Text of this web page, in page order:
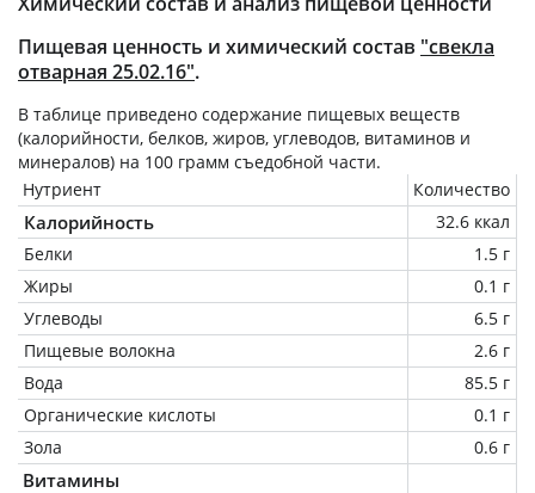
Пищевая ценность и химический состав "свекла
отварная 25.02.16".
В таблице приведено содержание пищевых веществ
(калорийности, белков, жиров, углеводов, витаминов и
минералов) на 100 грамм съедобной части.
Нутриент
Количество
Калорийность
32.6 ккал
Белки
1.5 г
Жиры
0.1 г
Углеводы
6.5 г
Пищевые волокна
2.6 г
Вода
85.5 г
Органические кислоты
0.1 г
Зола
0.6 г
Витамины